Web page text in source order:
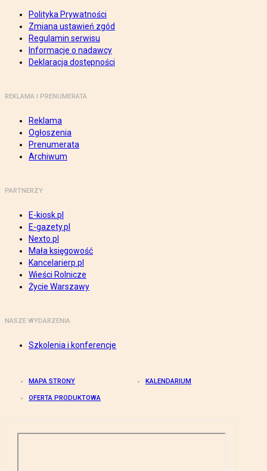
Polityka Prywatności
Zmiana ustawień zgód
Regulamin serwisu
Informacje o nadawcy
Deklaracja dostępności
REKLAMA I PRENUMERATA
Reklama
Ogłoszenia
Prenumerata
Archiwum
PARTNERZY
E-kiosk.pl
E-gazety.pl
Nexto.pl
Mała księgowość
Kancelarierp.pl
Wieści Rolnicze
Życie Warszawy
NASZE WYDARZENIA
Szkolenia i konferencje
MAPA STRONY KALENDARIUM
OFERTA PRODUKTOWA